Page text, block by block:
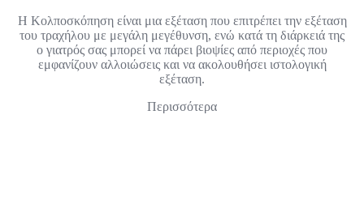
Η Κολποσκόπηση είναι μια εξέταση που επιτρέπει την εξέταση
του τραχήλου με μεγάλη μεγέθυνση, ενώ κατά τη διάρκειά της
ο γιατρός σας μπορεί να πάρει βιοψίες από περιοχές που
εμφανίζουν αλλοιώσεις και να ακολουθήσει ιστολογική
εξέταση.
Περισσότερα